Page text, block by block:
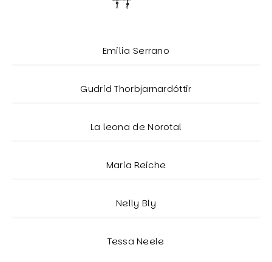
Emilia Serrano
Gudrid Thorbjarnardóttir
La leona de Norotal
Maria Reiche
Nelly Bly
Tessa Neele